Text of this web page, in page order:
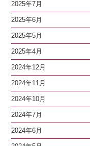
2025年7月
2025年6月
2025年5月
2025年4月
2024年12月
2024年11月
2024年10月
2024年7月
2024年6月